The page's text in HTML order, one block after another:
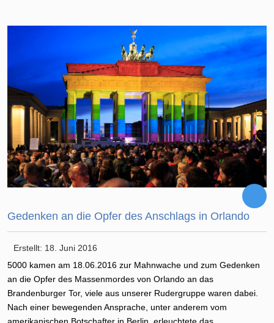
Gedenken an die Opfer des Anschlags in Orlando
Erstellt: 18. Juni 2016
5000 kamen am 18.06.2016 zur Mahnwache und zum Gedenken
an die Opfer des Massenmordes von Orlando an das
Brandenburger Tor, viele aus unserer Rudergruppe waren dabei.
Nach einer bewegenden Ansprache, unter anderem vom